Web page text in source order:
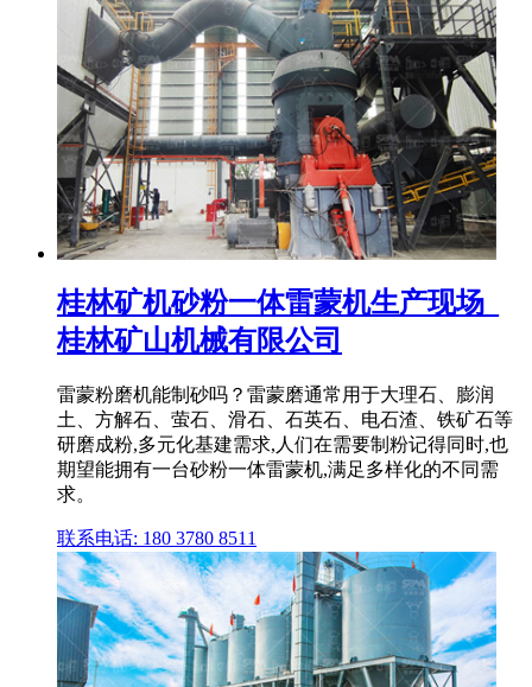
桂林矿机砂粉一体雷蒙机生产现场_
桂林矿山机械有限公司
雷蒙粉磨机能制砂吗？雷蒙磨通常用于大理石、膨润
土、方解石、萤石、滑石、石英石、电石渣、铁矿石等
研磨成粉,多元化基建需求,人们在需要制粉记得同时,也
期望能拥有一台砂粉一体雷蒙机,满足多样化的不同需
求。
联系电话: 180 3780 8511